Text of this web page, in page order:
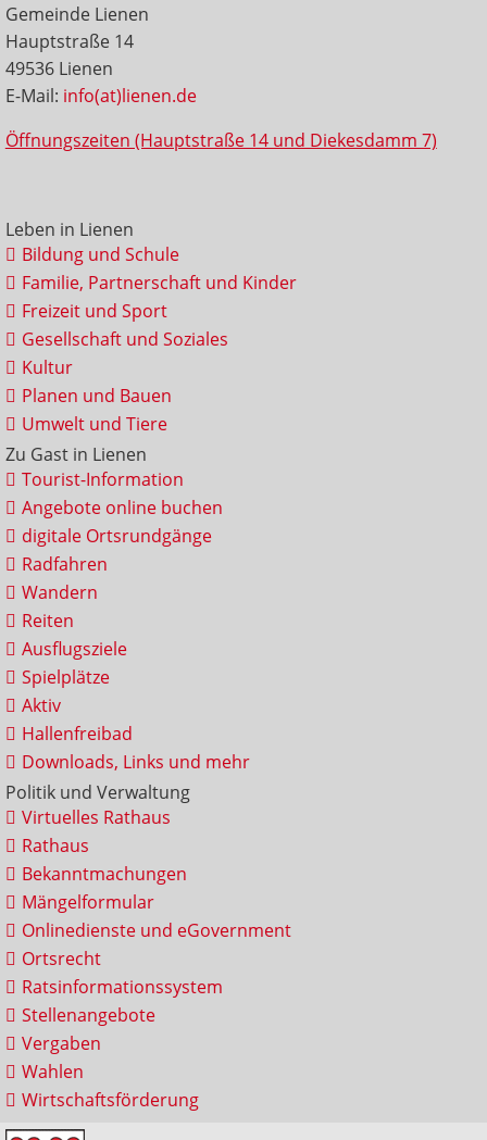
Gemeinde Lienen
Hauptstraße 14
49536 Lienen
E-Mail: info(at)lienen.de
Öffnungszeiten (Hauptstraße 14 und Diekesdamm 7)
Leben in Lienen
Bildung und Schule
Familie, Partnerschaft und Kinder
Freizeit und Sport
Gesellschaft und Soziales
Kultur
Planen und Bauen
Umwelt und Tiere
Zu Gast in Lienen
Tourist-Information
Angebote online buchen
digitale Ortsrundgänge
Radfahren
Wandern
Reiten
Ausflugsziele
Spielplätze
Aktiv
Hallenfreibad
Downloads, Links und mehr
Politik und Verwaltung
Virtuelles Rathaus
Rathaus
Bekanntmachungen
Mängelformular
Onlinedienste und eGovernment
Ortsrecht
Ratsinformationssystem
Stellenangebote
Vergaben
Wahlen
Wirtschaftsförderung